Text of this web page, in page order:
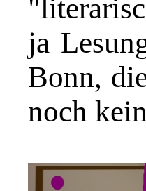
ja
Bonn,
noch